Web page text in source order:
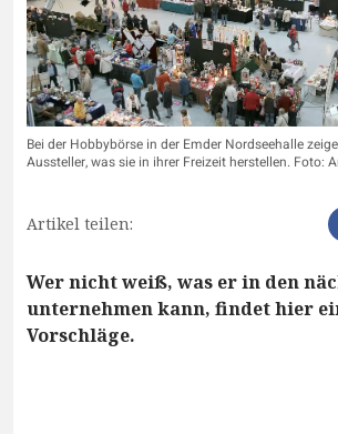
Bei der Hobbybörse in der Emder Nordseehalle
Aussteller, was sie in ihrer Freizeit herstellen. Foto:
Artikel teilen:
Wer nicht weiß, was er in den
unternehmen kann, findet hier
Vorschläge.